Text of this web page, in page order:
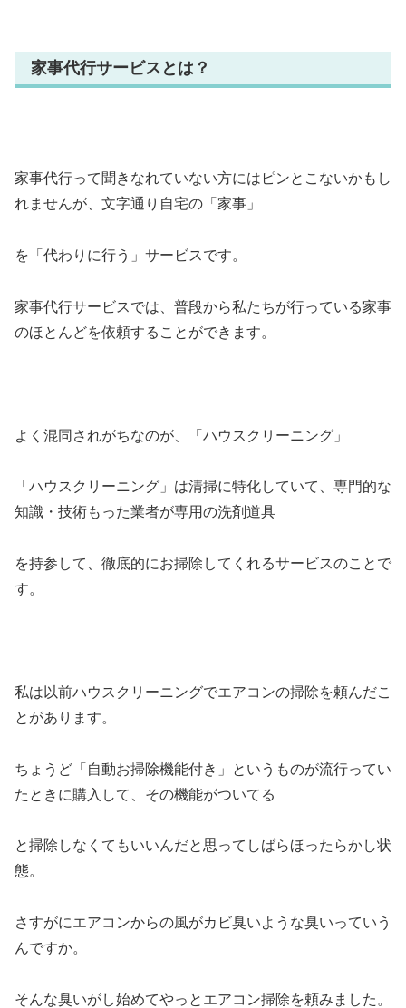
家事代行サービスとは？
家事代行って聞きなれていない方にはピンとこないかもし
れませんが、文字通り自宅の「家事」
を「代わりに行う」サービスです。
家事代行サービスでは、普段から私たちが行っている家事
のほとんどを依頼することができます。
よく混同されがちなのが、「ハウスクリーニング」
「ハウスクリーニング」 は清掃に特化していて、専門的な
知識・技術もった業者が専用の洗剤道具
を持参して、徹底的にお掃除してくれるサービスのことで
す。
私は以前ハウスクリーニングでエアコンの掃除を頼んだこ
とがあります。
ちょうど「自動お掃除機能付き」というものが流行ってい
たときに購入して、その機能がついてる
と掃除しなくてもいいんだと思ってしばらほったらかし状
態。
さすがにエアコンからの風がカビ臭いような臭いっていう
んですか。
そんな臭いがし始めてやっとエアコン掃除を頼みました。